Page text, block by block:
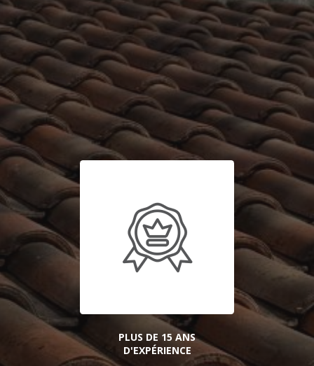
PLUS DE 15 ANS
D'EXPÉRIENCE